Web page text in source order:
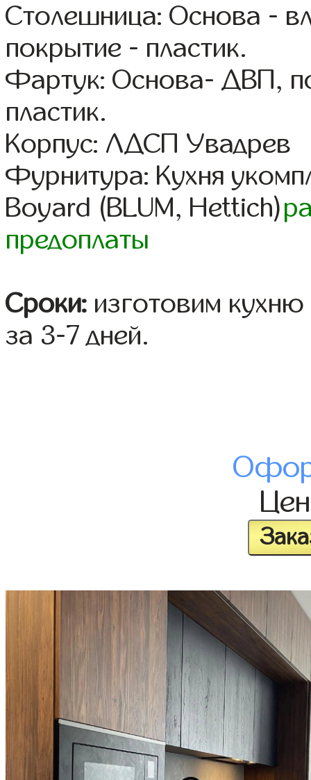
Столешница: Основа -
покрытие - пластик.
Фартук: Основа- ДВП,
пластик.
Корпус: ЛДСП Увадрев
Фурнитура: Кухня
Boyard (BLUM, Hettich)
предоплаты
Сроки: изготовим
за 3-7 дней.